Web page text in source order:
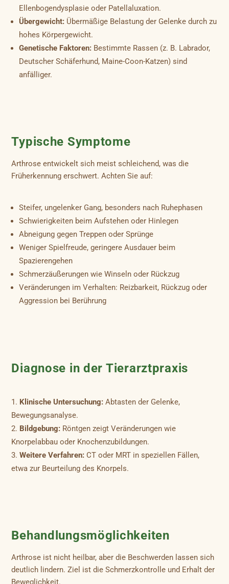
Ellenbogendysplasie oder Patellaluxation.
Übergewicht: Übermäßige Belastung der Gelenke durch zu
hohes Körpergewicht.
Genetische Faktoren: Bestimmte Rassen (z. B. Labrador,
Deutscher Schäferhund, Maine-Coon-Katzen) sind
anfälliger.
Typische Symptome
Arthrose entwickelt sich meist schleichend, was die
Früherkennung erschwert. Achten Sie auf:
Steifer, ungelenker Gang, besonders nach Ruhephasen
Schwierigkeiten beim Aufstehen oder Hinlegen
Abneigung gegen Treppen oder Sprünge
Weniger Spielfreude, geringere Ausdauer beim
Spazierengehen
Schmerzäußerungen wie Winseln oder Rückzug
Veränderungen im Verhalten: Reizbarkeit, Rückzug oder
Aggression bei Berührung
Diagnose in der Tierarztpraxis
Klinische Untersuchung: Abtasten der Gelenke,
Bewegungsanalyse.
Bildgebung: Röntgen zeigt Veränderungen wie
Knorpelabbau oder Knochenzubildungen.
Weitere Verfahren: CT oder MRT in speziellen Fällen,
etwa zur Beurteilung des Knorpels.
Behandlungsmöglichkeiten
Arthrose ist nicht heilbar, aber die Beschwerden lassen sich
deutlich lindern. Ziel ist die Schmerzkontrolle und Erhalt der
Beweglichkeit.